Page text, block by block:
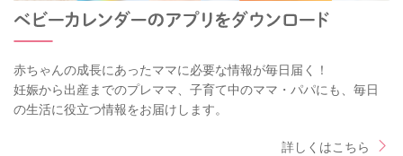
赤ちゃんの成長にあったママに必要な情報が毎日届く！
妊娠から出産までのプレママ、子育て中のママ・パパにも、毎日
の生活に役立つ情報をお届けします。
詳しくはこちら